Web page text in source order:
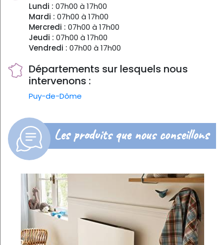
Lundi : 07h00 à 17h00
Mardi : 07h00 à 17h00
Mercredi : 07h00 à 17h00
Jeudi : 07h00 à 17h00
Vendredi : 07h00 à 17h00
Départements sur lesquels nous
intervenons :
Puy-de-Dôme
Les produits que nous conseillons